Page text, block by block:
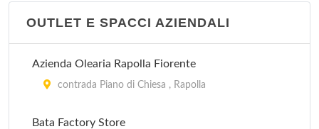
OUTLET E SPACCI AZIENDALI
Azienda Olearia Rapolla Fiorente
contrada Piano di Chiesa , Rapolla
Bata Factory Store